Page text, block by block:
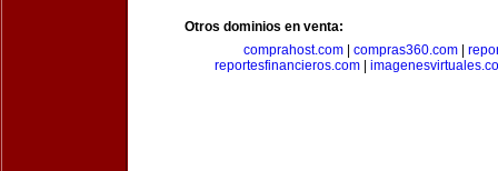
Otros dominios en venta:
comprahost.com| compras360.com|
reportesfinancieros.com